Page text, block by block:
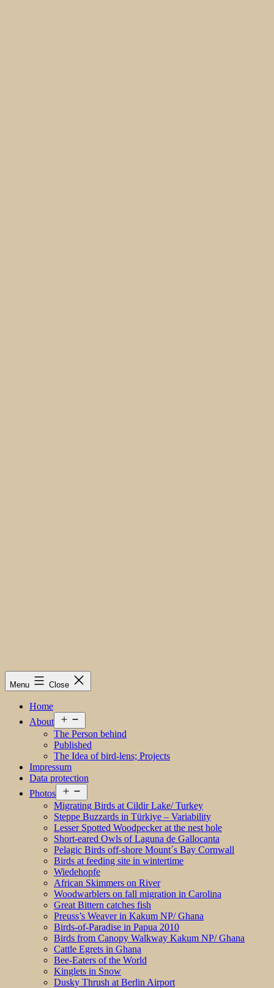
Menu Close
Home
About
menu
The Person behind
Published
The Idea of bird-lens; Projects
Impressum
Data protection
Photos
menu
Migrating Birds at Cildir Lake/ Turkey
Steppe Buzzards in Türkiye – Variability
Lesser Spotted Woodpecker at the nest hole
Short-eared Owls of Laguna de Gallocanta
Pelagic Birds off-shore Mount´s Bay Cornwall
Birds at feeding site in wintertime
Wiedehopfe
African Skimmers on River
Woodwarblers on fall migration in Carolina
Great Bittern catches fish
Preuss’s Weaver in Kakum NP/ Ghana
Birds-of-Paradise in Papua 2010
Birds from Canopy Walkway Kakum NP/ Ghana
Cattle Egrets in Ghana
Bee-Eaters of the World
Kinglets in Snow
Dusky Thrush at Berlin Airport